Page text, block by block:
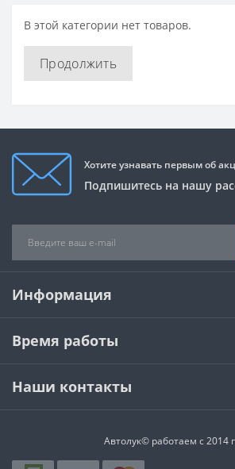
В этой категории нет товаров.
Продолжить
Хотите узнавать первым об
Подпишитесь на нашу
Информация
Время работы
Наши контакты
Автолук© работаем с 2014